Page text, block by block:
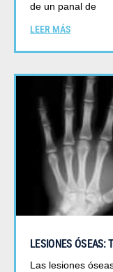
de un panal de
LEER MÁS
LESIONES ÓSEAS:
Las lesiones